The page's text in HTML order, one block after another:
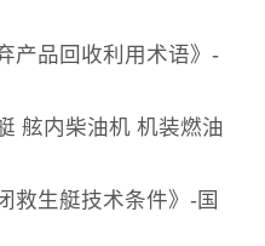
产品回收利用术语》-
舷内柴油机 机装燃油
救生艇技术条件》-国